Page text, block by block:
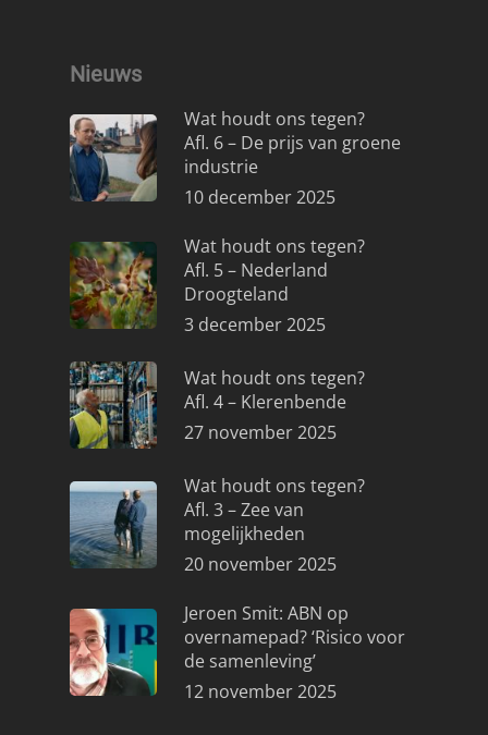
Nieuws
Wat houdt ons tegen?
Afl. 6 – De prijs van groene
industrie
10 december 2025
Wat houdt ons tegen?
Afl. 5 – Nederland
Droogteland
3 december 2025
Wat houdt ons tegen?
Afl. 4 – Klerenbende
27 november 2025
Wat houdt ons tegen?
Afl. 3 – Zee van
mogelijkheden
20 november 2025
Jeroen Smit: ABN op
overnamepad? ‘Risico voor
de samenleving’
12 november 2025